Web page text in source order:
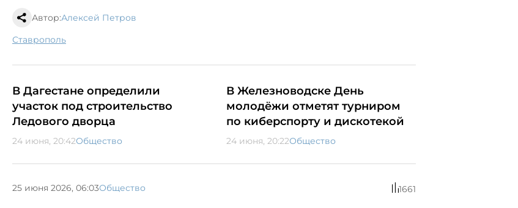
Автор:Алексей Петров
Ставрополь
В Дагестане определили
участок под строительство
Ледового дворца
24 июня, 20:42Общество
В Железноводске День
молодёжи отметят турниром
по киберспорту и дискотекой
24 июня, 20:22Общество
25 июня 2026, 06:03Общество 1661